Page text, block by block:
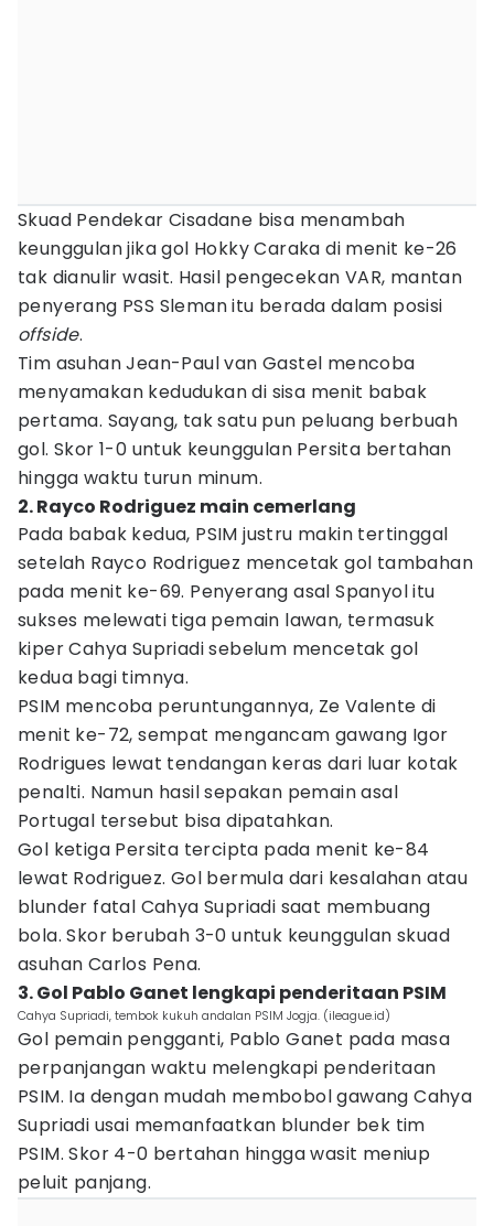
Skuad Pendekar Cisadane bisa menambah
keunggulan jika gol Hokky Caraka di menit ke-26
tak dianulir wasit. Hasil pengecekan VAR, mantan
penyerang PSS Sleman itu berada dalam posisi
offside.
Tim asuhan Jean-Paul van Gastel mencoba
menyamakan kedudukan di sisa menit babak
pertama. Sayang, tak satu pun peluang berbuah
gol. Skor 1-0 untuk keunggulan Persita bertahan
hingga waktu turun minum.
2. Rayco Rodriguez main cemerlang
Pada babak kedua, PSIM justru makin tertinggal
setelah Rayco Rodriguez mencetak gol tambahan
pada menit ke-69. Penyerang asal Spanyol itu
sukses melewati tiga pemain lawan, termasuk
kiper Cahya Supriadi sebelum mencetak gol
kedua bagi timnya.
PSIM mencoba peruntungannya, Ze Valente di
menit ke-72, sempat mengancam gawang Igor
Rodrigues lewat tendangan keras dari luar kotak
penalti. Namun hasil sepakan pemain asal
Portugal tersebut bisa dipatahkan.
Gol ketiga Persita tercipta pada menit ke-84
lewat Rodriguez. Gol bermula dari kesalahan atau
blunder fatal Cahya Supriadi saat membuang
bola. Skor berubah 3-0 untuk keunggulan skuad
asuhan Carlos Pena.
3. Gol Pablo Ganet lengkapi penderitaan PSIM
Cahya Supriadi, tembok kukuh andalan PSIM Jogja. (ileague.id)
Gol pemain pengganti, Pablo Ganet pada masa
perpanjangan waktu melengkapi penderitaan
PSIM. Ia dengan mudah membobol gawang Cahya
Supriadi usai memanfaatkan blunder bek tim
PSIM. Skor 4-0 bertahan hingga wasit meniup
peluit panjang.